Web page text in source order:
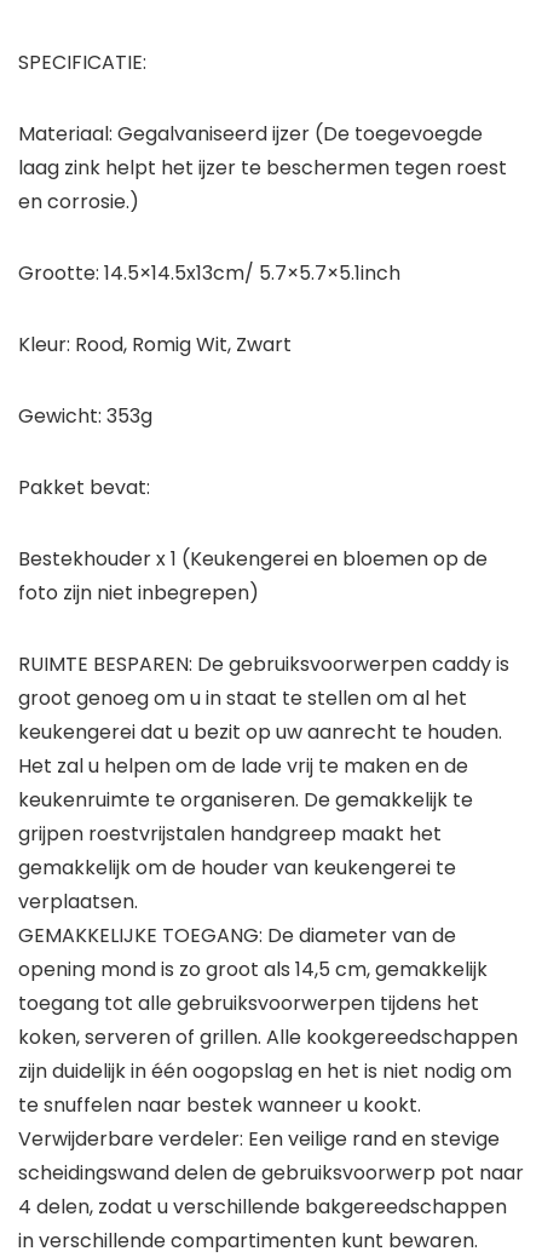
SPECIFICATIE:
Materiaal: Gegalvaniseerd ijzer (De toegevoegde
laag zink helpt het ijzer te beschermen tegen roest
en corrosie.)
Grootte: 14.5×14.5x13cm/ 5.7×5.7×5.1inch
Kleur: Rood, Romig Wit, Zwart
Gewicht: 353g
Pakket bevat:
Bestekhouder x 1 (Keukengerei en bloemen op de
foto zijn niet inbegrepen)
RUIMTE BESPAREN: De gebruiksvoorwerpen caddy is
groot genoeg om u in staat te stellen om al het
keukengerei dat u bezit op uw aanrecht te houden.
Het zal u helpen om de lade vrij te maken en de
keukenruimte te organiseren. De gemakkelijk te
grijpen roestvrijstalen handgreep maakt het
gemakkelijk om de houder van keukengerei te
verplaatsen.
GEMAKKELIJKE TOEGANG: De diameter van de
opening mond is zo groot als 14,5 cm, gemakkelijk
toegang tot alle gebruiksvoorwerpen tijdens het
koken, serveren of grillen. Alle kookgereedschappen
zijn duidelijk in één oogopslag en het is niet nodig om
te snuffelen naar bestek wanneer u kookt.
Verwijderbare verdeler: Een veilige rand en stevige
scheidingswand delen de gebruiksvoorwerp pot naar
4 delen, zodat u verschillende bakgereedschappen
in verschillende compartimenten kunt bewaren.